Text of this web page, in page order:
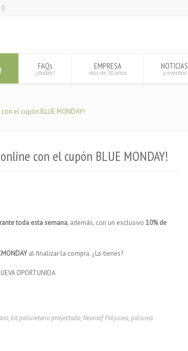
FAQs
¿dudas?
EMPRESA
más de 30 años
NOTICIAS
y eventos
el cupón BLUE MONDAY!
con el cupón BLUE MONDAY!
toda esta semana, además, con un exclusivo 10% de
al finalizar la compra. ¿Lo tienes?
OPORTUNIDA
,kit poliuretano proyectado,Neoroof Polyurea,poliurea